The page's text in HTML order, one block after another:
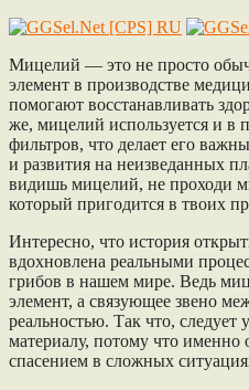
Мицелий — это не просто
элемент в производстве
помогают восстанавливать
же, мицелий используется и в
фильтров, что делает его
и развития на неизведанных
видишь мицелий, не проходи
который пригодится в твоих
Интересно, что история
вдохновлена реальными
грибов в нашем мире. Ведь
элемент, а связующее звено
реальностью. Так что, следует
материалу, потому что именно
спасением в сложных